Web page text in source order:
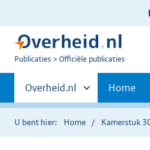
U
Publicaties Officiële publicaties
Primaire
navigatie
Andere
sites
binnen
Overheid.nl Home
U bent hier: Home Kamerstuk